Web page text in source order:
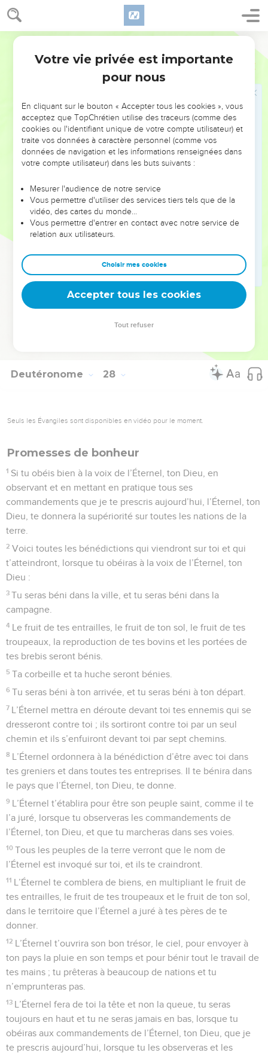
Deutéronome 27
chemin ! – Et tout le peuple dira : Amen !
Maudit soit celui qui porte atteinte au droit de l’immigrant,
de l’orphelin et de la veuve ! – Et tout le peuple dira : Amen !
Maudit soit celui qui couche avec la femme de son père,
car il soulève la couverture de son père ! – Et tout le peuple
Maudit soit celui qui couche avec une bête quelconque ! –
Et tout le peuple dira : Amen !
Maudit soit celui qui couche avec sa sœur, fille de son
père ou fille de sa mère ! – Et tout le peuple dira : Amen !
Maudit soit celui qui couche avec sa belle-mère ! – Et tout
le peuple dira : Amen !
Maudit soit celui qui frappe son prochain en secret ! – Et
tout le peuple dira : Amen !
Maudit soit celui qui reçoit un présent pour répandre le
Maudit soit celui qui n’accomplit pas les paroles de cette
loi pour les mettre en pratique ! – Et tout le peuple dira :
Amen !
© Société biblique française – Bibli’O, 1978, avec autorisation. Pour vous procurer
Deutéronome 28
Seuls les Évangiles sont disponibles en vidéo pour le moment.
Promesses de bonheur
1 Si tu obéis bien à la voix de l’Éternel, ton Dieu, en
observant et en mettant en pratique tous ses
commandements que je te prescris aujourd’hui, l’Éternel, ton
Dieu, te donnera la supériorité sur toutes les nations de la
terre.
2 Voici toutes les bénédictions qui viendront sur toi et qui
t’atteindront, lorsque tu obéiras à la voix de l’Éternel, ton
Dieu :
3 Tu seras béni dans la ville, et tu seras béni dans la
campagne.
4 Le fruit de tes entrailles, le fruit de ton sol, le fruit de tes
troupeaux, la reproduction de tes bovins et les portées de
tes brebis seront bénis.
5 Ta corbeille et ta huche seront bénies.
6 Tu seras béni à ton arrivée, et tu seras béni à ton départ.
7 L’Éternel mettra en déroute devant toi tes ennemis qui se
dresseront contre toi ; ils sortiront contre toi par un seul
chemin et ils s’enfuiront devant toi par sept chemins.
8 L’Éternel ordonnera à la bénédiction d’être avec toi dans
tes greniers et dans toutes tes entreprises. Il te bénira dans
le pays que l’Éternel, ton Dieu, te donne.
9 L’Éternel t’établira pour être son peuple saint, comme il te
l’a juré, lorsque tu observeras les commandements de
l’Éternel, ton Dieu, et que tu marcheras dans ses voies.
10 Tous les peuples de la terre verront que le nom de
l’Éternel est invoqué sur toi, et ils te craindront.
11 L’Éternel te comblera de biens, en multipliant le fruit de
tes entrailles, le fruit de tes troupeaux et le fruit de ton sol,
dans le territoire que l’Éternel a juré à tes pères de te
donner.
12 L’Éternel t’ouvrira son bon trésor, le ciel, pour envoyer à
ton pays la pluie en son temps et pour bénir tout le travail de
tes mains ; tu prêteras à beaucoup de nations et tu
n’emprunteras pas.
13 L’Éternel fera de toi la tête et non la queue, tu seras
toujours en haut et tu ne seras jamais en bas, lorsque tu
obéiras aux commandements de l’Éternel, ton Dieu, que je
te prescris aujourd’hui, lorsque tu les observeras et les
Votre vie privée est importante
pour nous
En cliquant sur le bouton « Accepter tous les cookies », vous
acceptez que TopChrétien utilise des traceurs (comme des
cookies ou l'identifiant unique de votre compte utilisateur) et
traite vos données à caractère personnel (comme vos
données de navigation et les informations renseignées dans
votre compte utilisateur) dans les buts suivants :
Mesurer l'audience de notre service
Vous permettre d'utiliser des services tiers tels que de la
vidéo, des cartes du monde…
Vous permettre d'entrer en contact avec notre service de
relation aux utilisateurs.
Choisir mes cookies
Accepter tous les cookies
Tout refuser